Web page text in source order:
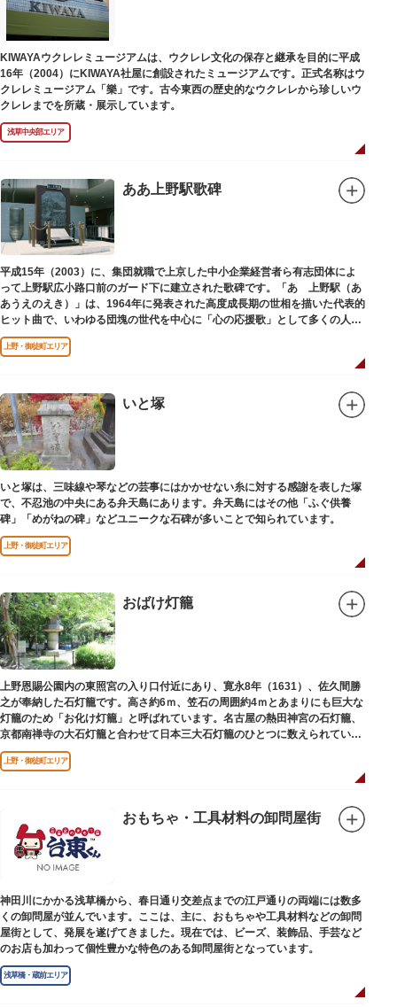
KIWAYAウクレレミュージアムは、ウクレレ文化の保存と継承を目的に平成
16年（2004）にKIWAYA社屋に創設されたミュージアムです。正式名称はウ
クレレミュージアム「樂」です。古今東西の歴史的なウクレレから珍しいウ
クレレまでを所蔵・展示しています。
浅草中央部エリア
ああ上野駅歌碑
平成15年（2003）に、集団就職で上京した中小企業経営者ら有志団体によ
って上野駅広小路口前のガード下に建立された歌碑です。「あゝ上野駅（あ
あうえのえき）」は、1964年に発表された高度成長期の世相を描いた代表的
ヒット曲で、いわゆる団塊の世代を中心に「心の応援歌」として多くの人々
に勇気と感動を与えました。
上野・御徒町エリア
いと塚
いと塚は、三味線や琴などの芸事にはかかせない糸に対する感謝を表した塚
で、不忍池の中央にある弁天島にあります。弁天島にはその他「ふぐ供養
碑」「めがねの碑」などユニークな石碑が多いことで知られています。
上野・御徒町エリア
おばけ灯籠
上野恩賜公園内の東照宮の入り口付近にあり、寛永8年（1631）、佐久間勝
之が奉納した石灯籠です。高さ約6ｍ、笠石の周囲約4ｍとあまりにも巨大な
灯籠のため「お化け灯籠」と呼ばれています。名古屋の熱田神宮の石灯籠、
京都南禅寺の大石灯籠と合わせて日本三大石灯籠のひとつに数えられていま
す。
上野・御徒町エリア
おもちゃ・工具材料の卸問屋街
神田川にかかる浅草橋から、春日通り交差点までの江戸通りの両端には数多
くの卸問屋が並んでいます。ここは、主に、おもちゃや工具材料などの卸問
屋街として、発展を遂げてきました。現在では、ビーズ、装飾品、手芸など
のお店も加わって個性豊かな特色のある卸問屋街となっています。
浅草橋・蔵前エリア